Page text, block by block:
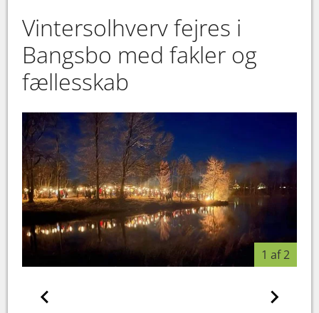
Vintersolhverv fejres i
Bangsbo med fakler og
fællesskab
1 af 2